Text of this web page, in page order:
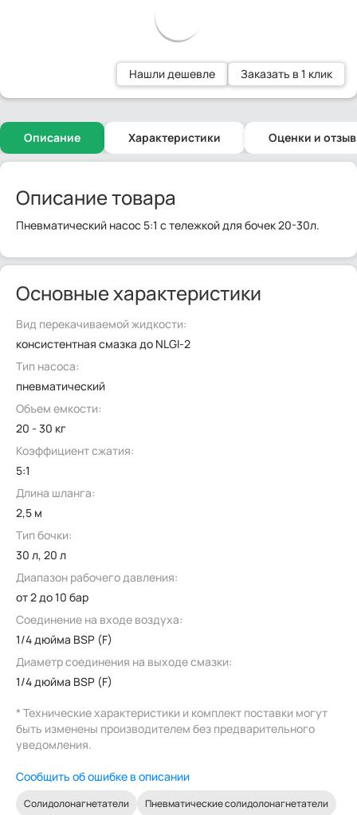
Нашли дешевле Заказать в 1 клик
Описание Характеристики Оценки и
Описание товара
Пневматический насос 5:1 с тележкой для бочек 20-30л.
Основные характеристики
Вид перекачиваемой жидкости:
консистентная смазка до NLGI-2
Тип насоса:
пневматический
Объем емкости:
20 - 30 кг
Коэффициент сжатия:
5:1
Длина шланга:
2,5 м
Тип бочки:
30 л, 20 л
Диапазон рабочего давления:
от 2 до 10 бар
Соединение на входе воздуха:
1/4 дюйма BSP (F)
Диаметр соединения на выходе смазки:
1/4 дюйма BSP (F)
* Технические характеристики и комплект поставки могут
быть изменены производителем без предварительного
уведомления.
Сообщить об ошибке в описании
Солидолонагнетатели Пневматические солидолонагнетатели